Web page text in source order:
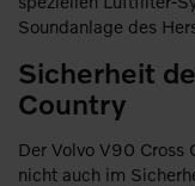
Soundanlage des
Sicherheit
Country
Der Volvo V90 Cross
nicht auch im